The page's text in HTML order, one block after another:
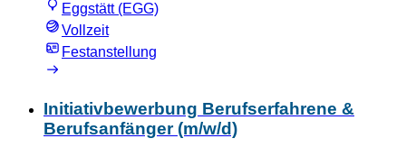
Eggstätt (EGG)
Vollzeit
Festanstellung
Initiativbewerbung Berufserfahrene &
Berufsanfänger (m/w/d)